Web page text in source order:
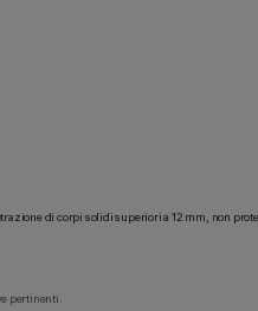
di corpi solidi superiori a 12 mm, non
pertinenti.